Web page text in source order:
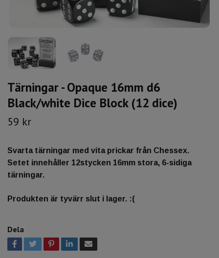
Tärningar - Opaque 16mm d6
Black/white Dice Block (12 dice)
59 kr
Svarta tärningar med vita prickar från Chessex.
Setet innehåller 12stycken 16mm stora, 6-sidiga
tärningar.
Produkten är tyvärr slut i lager. :(
Dela